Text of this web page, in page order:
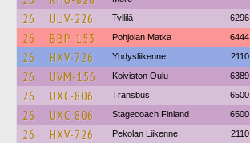
26 UUV-226 Tyllilä 6296
26 BBP-153 Pohjolan Matka 6444
26 HXV-726 Yhdysliikenne 2110
26 UVM-156 Koiviston Oulu 6389
26 UXC-806 Transbus 6500
26 UXC-806 Stagecoach Finland 6500
26 HXV-726 Pekolan Liikenne 2110